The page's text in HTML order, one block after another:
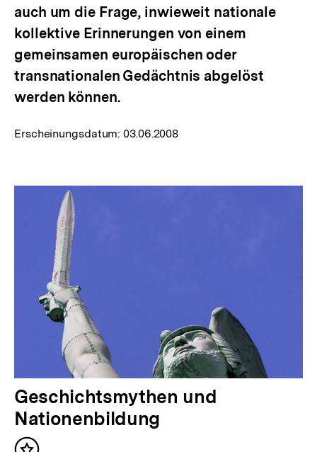
auch um die Frage, inwieweit nationale
kollektive Erinnerungen von einem
gemeinsamen europäischen oder
transnationalen Gedächtnis abgelöst
werden können.
Erscheinungsdatum:03.06.2008
Geschichtsmythen und
Nationenbildung